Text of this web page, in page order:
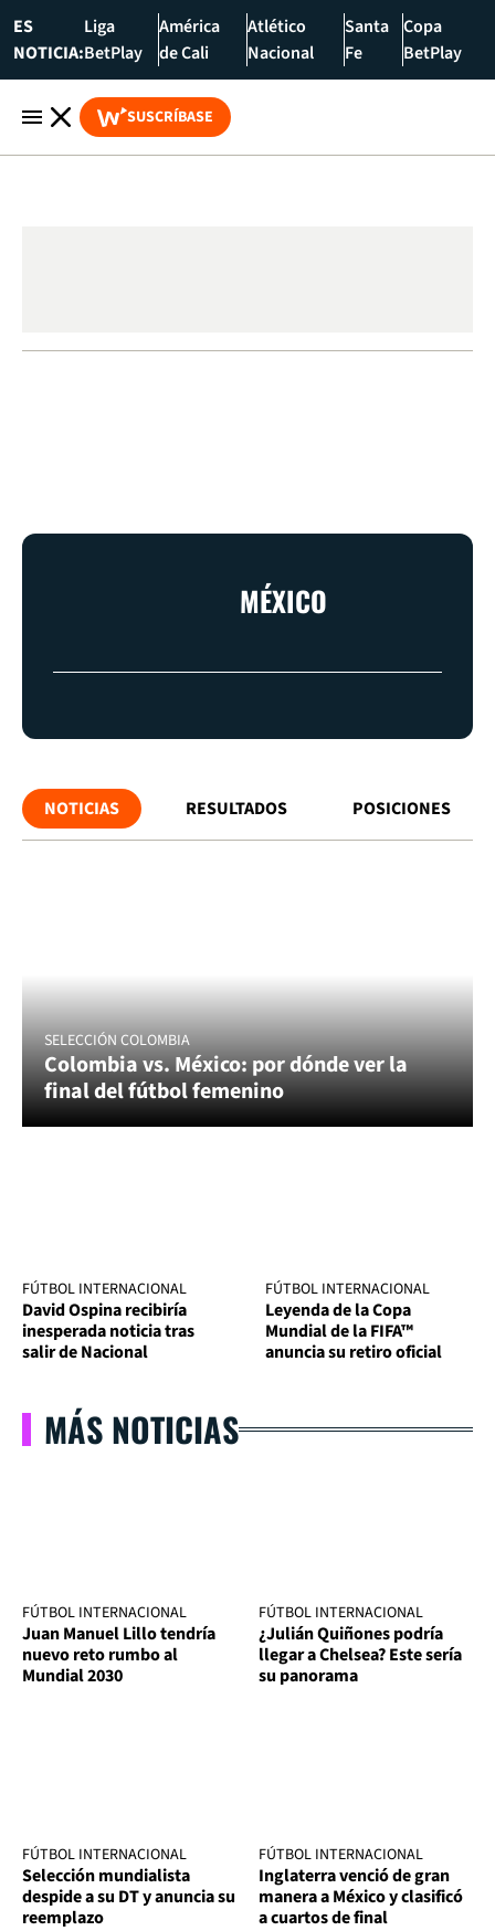
ES
NOTICIA:
Liga
BetPlay
América
de Cali
Atlético
Nacional
Santa
Fe
Copa
BetPlay
SUSCRÍBASE
MÉXICO
NOTICIAS RESULTADOS POSICIONES
SELECCIÓN COLOMBIA
Colombia vs. México: por dónde ver la
final del fútbol femenino
FÚTBOL INTERNACIONAL
David Ospina recibiría
inesperada noticia tras
salir de Nacional
FÚTBOL INTERNACIONAL
Leyenda de la Copa
Mundial de la FIFA™
anuncia su retiro oficial
MÁS NOTICIAS
FÚTBOL INTERNACIONAL
Juan Manuel Lillo tendría
nuevo reto rumbo al
Mundial 2030
FÚTBOL INTERNACIONAL
¿Julián Quiñones podría
llegar a Chelsea? Este sería
su panorama
FÚTBOL INTERNACIONAL
Selección mundialista
despide a su DT y anuncia su
reemplazo
FÚTBOL INTERNACIONAL
Inglaterra venció de gran
manera a México y clasificó
a cuartos de final